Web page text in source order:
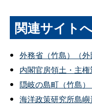
関連サイト
外務省（竹島）（外
内閣官房領土・主
隠岐の島町（竹島）
海洋政策研究所島嶼